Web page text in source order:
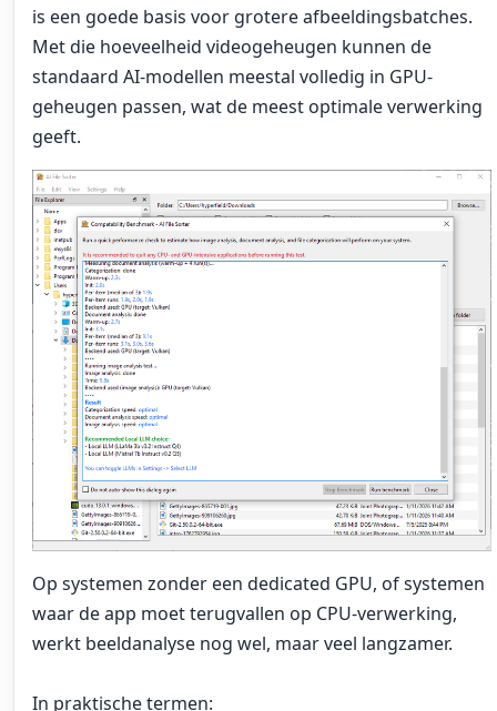
is een goede basis voor grotere afbeeldingsbatches.
Met die hoeveelheid videogeheugen kunnen de
standaard AI-modellen meestal volledig in GPU-
geheugen passen, wat de meest optimale verwerking
geeft.
Op systemen zonder een dedicated GPU, of systemen
waar de app moet terugvallen op CPU-verwerking,
werkt beeldanalyse nog wel, maar veel langzamer.
In praktische termen: